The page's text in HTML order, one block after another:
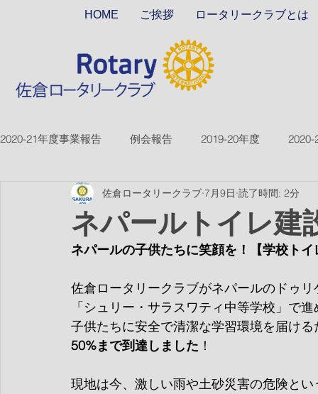
HOME ご挨拶 ロータリークラブとは
2020-21年度事業報告 例会報告 2019-20年度 2020-
2018-19ver2 2017-18ver2 2021-22年度
2026-27年度
ネパールトイレ建
佐倉ロータリークラブ 7月9日 読了時間: 2分
ネパールの子供たちに笑顔を！【学校ト
佐倉ロータリークラブがネパールのドゥ
「シュリー・サラスワティ中等学校」で
子供たちに安全で清潔な学習環境を届け
50%まで到達しました ！
現地は今、激しい雨や土砂災害の危険と